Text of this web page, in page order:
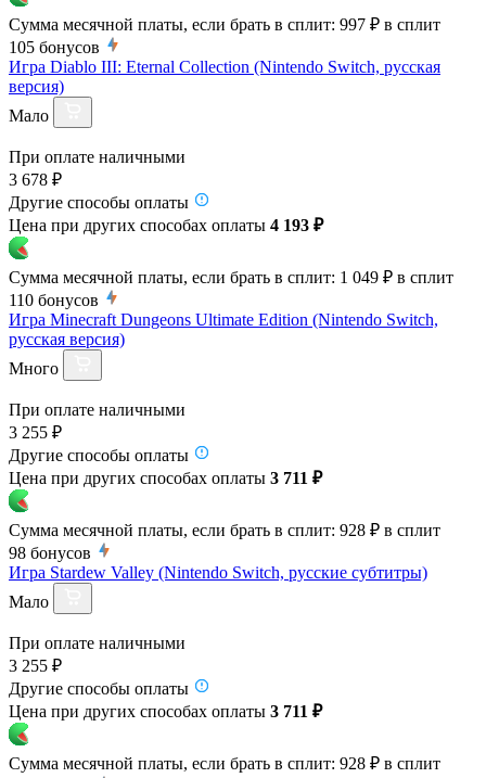
Сумма месячной платы, если брать в сплит: 997 ₽ в сплит
105 бонусов
Игра Diablo III: Eternal Collection (Nintendo Switch, русская
версия)
Мало
При оплате наличными
3 678 ₽
Другие способы оплаты
Цена при других способах оплаты 4 193 ₽
Сумма месячной платы, если брать в сплит: 1 049 ₽ в сплит
110 бонусов
Игра Minecraft Dungeons Ultimate Edition (Nintendo Switch,
русская версия)
Много
При оплате наличными
3 255 ₽
Другие способы оплаты
Цена при других способах оплаты 3 711 ₽
Сумма месячной платы, если брать в сплит: 928 ₽ в сплит
98 бонусов
Игра Stardew Valley (Nintendo Switch, русские субтитры)
Мало
При оплате наличными
3 255 ₽
Другие способы оплаты
Цена при других способах оплаты 3 711 ₽
Сумма месячной платы, если брать в сплит: 928 ₽ в сплит